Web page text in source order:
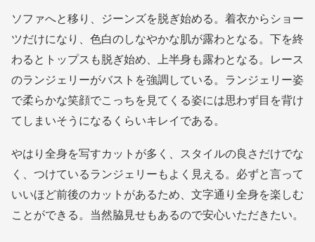
ソファへと移り、ジーンズを脱ぎ始める。着衣からショー
ツだけになり、色白のしなやかな肌が露わとなる。下を終
わるとトップスも脱ぎ始め、上半身も露わとなる。レース
のランジェリーがバストを強調している。ランジェリー姿
で柔らかな笑顔でこっちを見てくる姿には思わず目を背け
てしまいそうになるくらいキレイである。
やはり全身を写すカットが多く、スタイルの良さだけでな
く、つけているランジェリーもよく見える。必ずと言って
いいほど前後のカットがあるため、文字通り全身を楽しむ
ことができる。当然脇見せもあるので安心いただきたい。